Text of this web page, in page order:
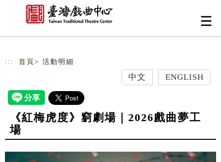
跳到主要內容
網站導覽
::: 首頁 > 活動明細
中文 ENGLISH
《紅梅虎度》窮劇場｜2026戲曲夢工
場